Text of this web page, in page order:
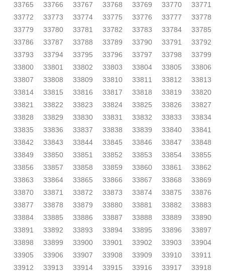
33765
33766 33767 33768 33769 33770
33771
33772
33773 33774 33775 33776 33777
33778
33779
33780 33781 33782 33783 33784
33785
33786
33787 33788 33789 33790 33791
33792
33793
33794 33795 33796 33797 33798
33799
33800
33801 33802 33803 33804 33805
33806
33807
33808 33809 33810 33811 33812
33813
33814
33815 33816 33817 33818 33819
33820
33821
33822 33823 33824 33825 33826
33827
33828
33829 33830 33831 33832 33833
33834
33835
33836 33837 33838 33839 33840
33841
33842
33843 33844 33845 33846 33847
33848
33849
33850 33851 33852 33853 33854
33855
33856
33857 33858 33859 33860 33861
33862
33863
33864 33865 33866 33867 33868
33869
33870
33871 33872 33873 33874 33875
33876
33877
33878 33879 33880 33881 33882
33883
33884
33885 33886 33887 33888 33889
33890
33891
33892 33893 33894 33895 33896
33897
33898
33899 33900 33901 33902 33903
33904
33905
33906 33907 33908 33909 33910
33911
33912
33913 33914 33915 33916 33917
33918